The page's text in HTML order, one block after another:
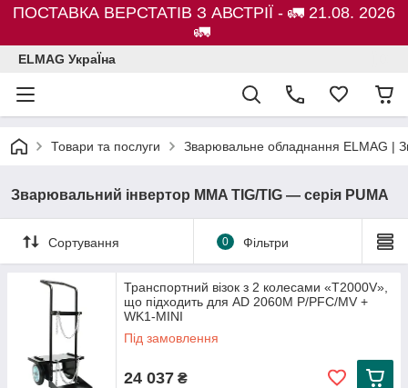
ПОСТАВКА ВЕРСТАТІВ З АВСТРІЇ - 🚛 21.08. 2026
🚛
ELMAG УкраЇна
Товари та послуги Зварювальне обладнання ELMAG |
Зварювальний інвертор MMA TIG/TIG — серія PUMA
Сортування 0 Фільтри
Транспортний візок з 2 колесами «T2000V»,
що підходить для AD 2060M P/PFC/MV +
WK1-MINI
Під замовлення
24 037 ₴